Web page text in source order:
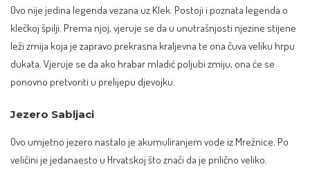
Ovo nije jedina legenda vezana uz Klek. Postoji i poznata legenda o
klečkoj špilji. Prema njoj, vjeruje se da u unutrašnjosti njezine stijene
leži zmija koja je zapravo prekrasna kraljevna te ona čuva veliku hrpu
dukata. Vjeruje se da ako hrabar mladić poljubi zmiju, ona će se
ponovno pretvoriti u prelijepu djevojku.
Jezero Sabljaci
Ovo umjetno jezero nastalo je akumuliranjem vode iz Mrežnice. Po
veličini je jedanaesto u Hrvatskoj što znači da je prilično veliko.